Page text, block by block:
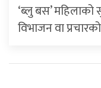
‘ब्लु बस’
विभाजन वा